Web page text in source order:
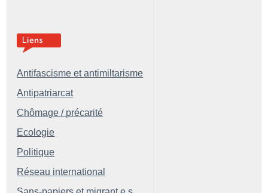
Antifascisme et antimiltarisme
Antipatriarcat
Chômage / précarité
Ecologie
Politique
Réseau international